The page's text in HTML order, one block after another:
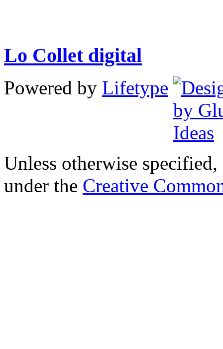
Lo Collet digital
Powered by Lifetype
Unless otherwise
under the Creative